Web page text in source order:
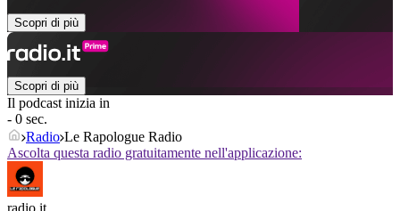
Scopri di più
Scopri di più
Il podcast inizia in
- 0 sec.
Radio Le Rapologue Radio
Ascolta questa radio gratuitamente nell'applicazione: